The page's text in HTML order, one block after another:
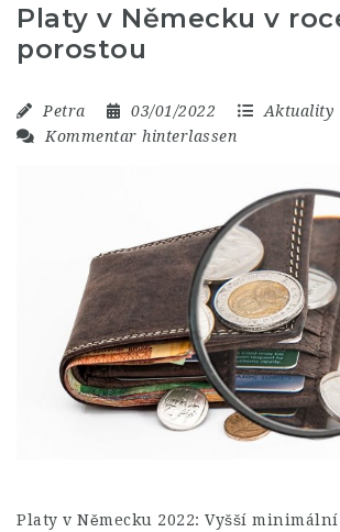
Platy v Německu v
porostou
Petra 03/01/2022
Aktuality
Kommentar hinterlassen
Platy v Německu 2022: Vyšší minimální